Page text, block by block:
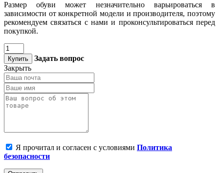
Размер обуви может незначительно варьироваться в
зависимости от конкретной модели и производителя, поэтому
рекомендуем связаться с нами и проконсультироваться перед
покупкой.
Купить
Задать вопрос
Закрыть
Я прочитал и согласен с условиями Политика
безопасности